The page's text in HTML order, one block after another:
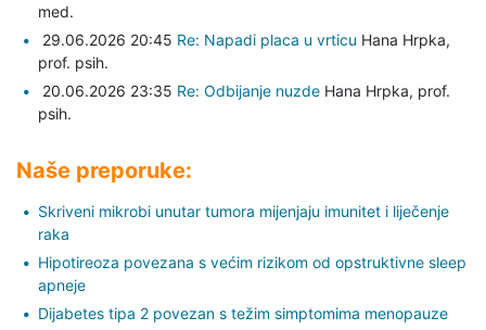
med.
29.06.2026 20:45 Re: Napadi placa u vrticu Hana Hrpka,
prof. psih.
20.06.2026 23:35 Re: Odbijanje nuzde Hana Hrpka, prof.
psih.
Naše preporuke:
Skriveni mikrobi unutar tumora mijenjaju imunitet i liječenje
raka
Hipotireoza povezana s većim rizikom od opstruktivne sleep
apneje
Dijabetes tipa 2 povezan s težim simptomima menopauze